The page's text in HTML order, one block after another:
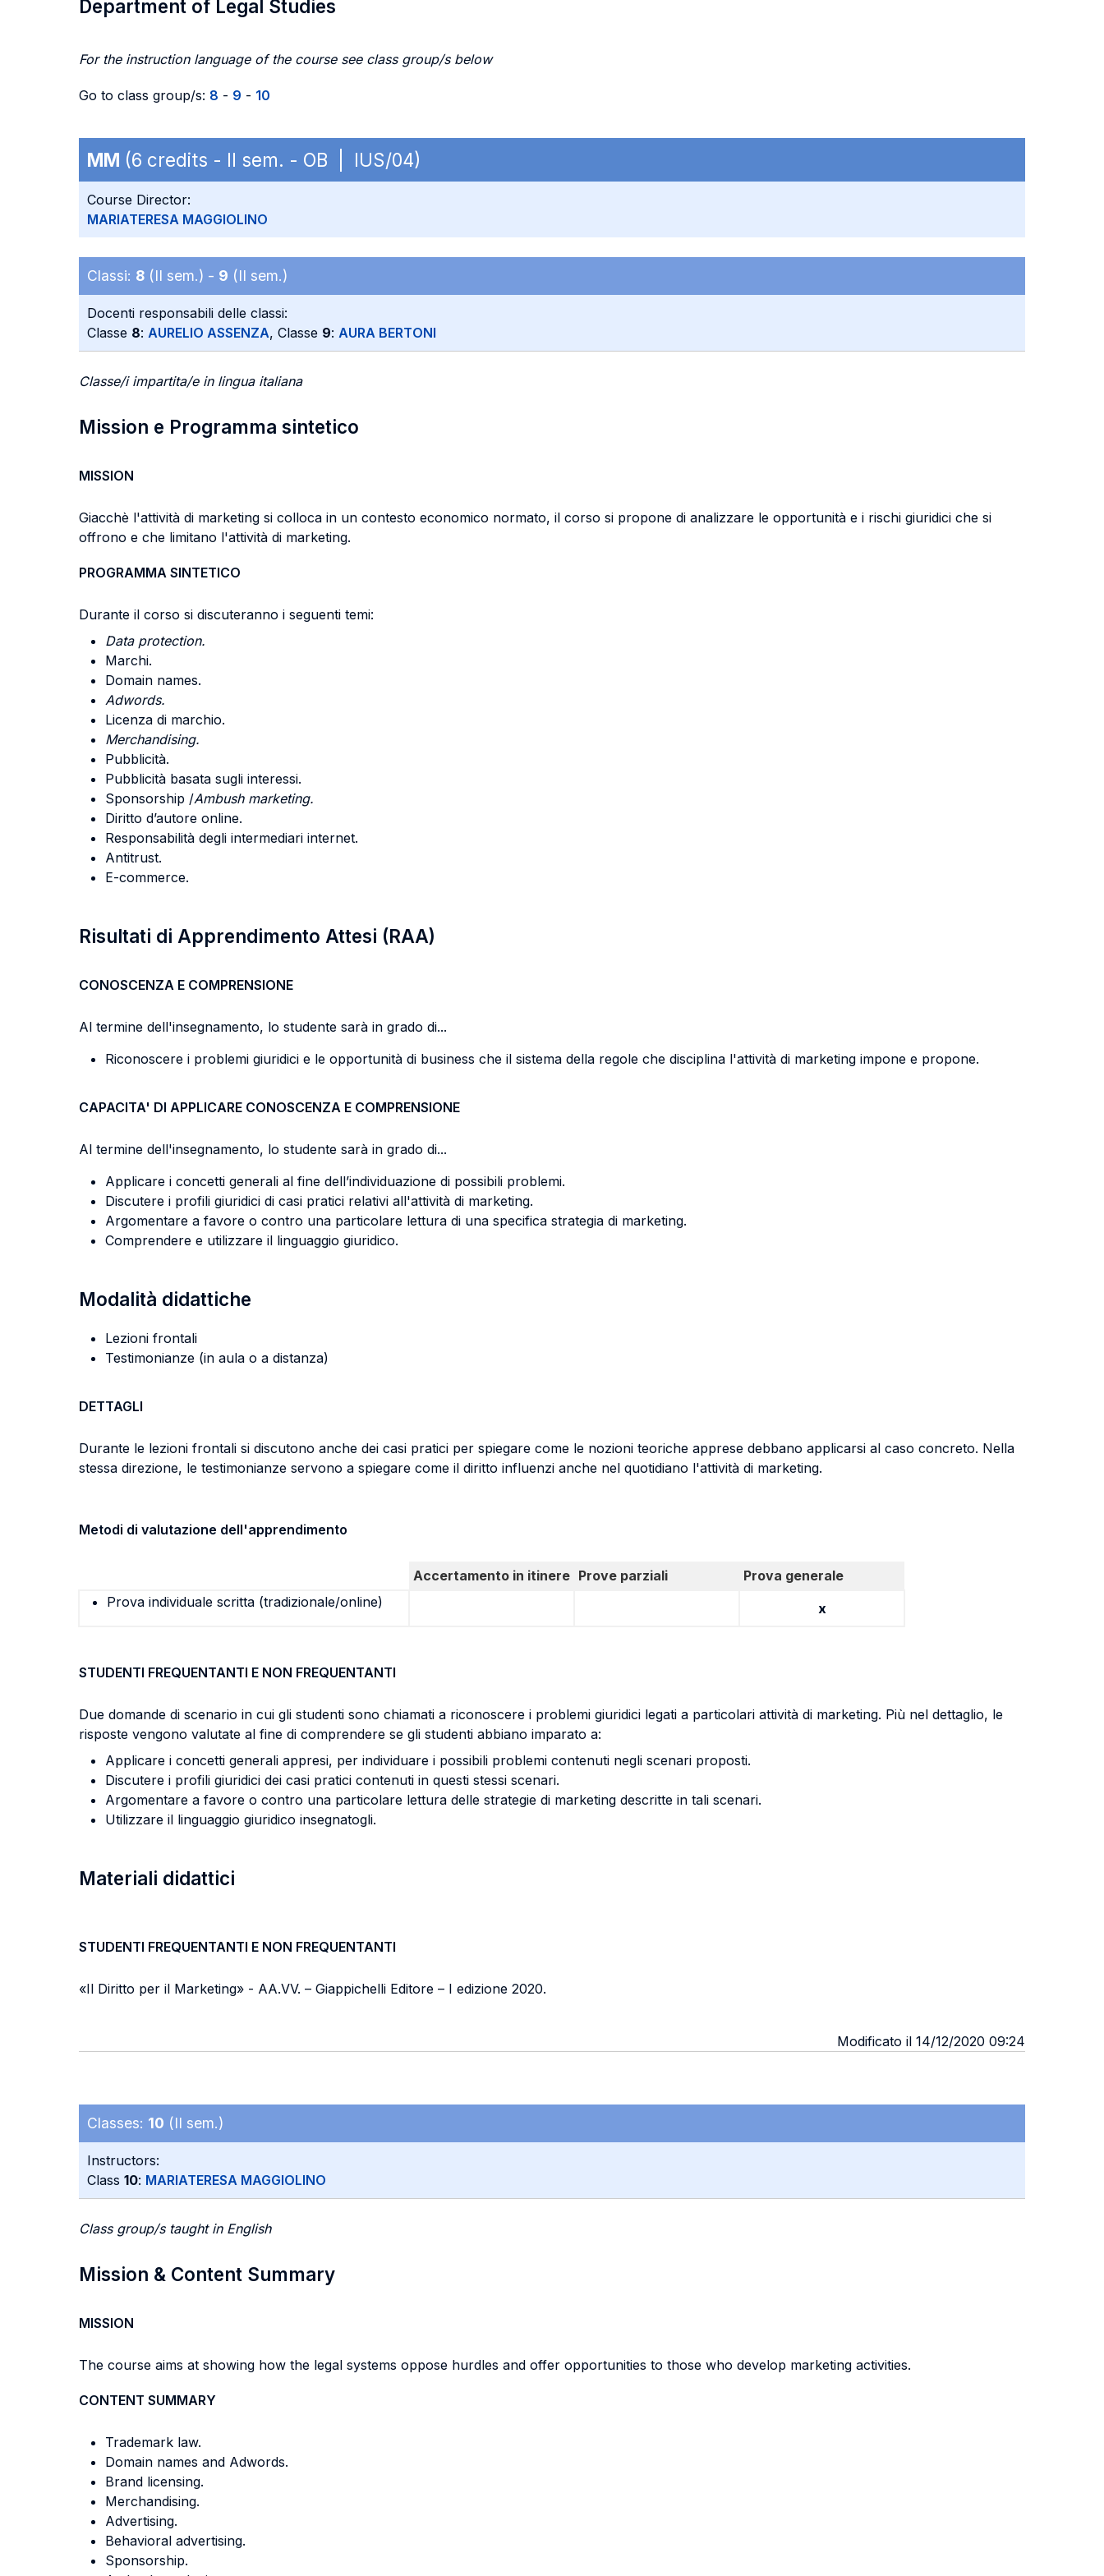
Department of Legal Studies
For the instruction language of the course see class group/s below
Go to class group/s: 8 - 9 - 10
MM (6 credits - II sem. - OB | IUS/04)
Course Director:
MARIATERESA MAGGIOLINO
Classi: 8 (II sem.) - 9 (II sem.)
Docenti responsabili delle classi:
Classe 8: AURELIO ASSENZA, Classe 9: AURA BERTONI
Classe/i impartita/e in lingua italiana
Mission e Programma sintetico
MISSION
Giacchè l'attività di marketing si colloca in un contesto economico normato, il corso si propone di analizzare le opportunità e i rischi giuridici che si
offrono e che limitano l'attività di marketing.
PROGRAMMA SINTETICO
Durante il corso si discuteranno i seguenti temi:
Data protection.
Marchi.
Domain names.
Adwords.
Licenza di marchio.
Merchandising.
Pubblicità.
Pubblicità basata sugli interessi.
Sponsorship /Ambush marketing.
Diritto d’autore online.
Responsabilità degli intermediari internet.
Antitrust.
E-commerce.
Risultati di Apprendimento Attesi (RAA)
CONOSCENZA E COMPRENSIONE
Al termine dell'insegnamento, lo studente sarà in grado di...
Riconoscere i problemi giuridici e le opportunità di business che il sistema della regole che disciplina l'attività di marketing impone e propone.
CAPACITA' DI APPLICARE CONOSCENZA E COMPRENSIONE
Al termine dell'insegnamento, lo studente sarà in grado di...
Applicare i concetti generali al fine dell’individuazione di possibili problemi.
Discutere i profili giuridici di casi pratici relativi all'attività di marketing.
Argomentare a favore o contro una particolare lettura di una specifica strategia di marketing.
Comprendere e utilizzare il linguaggio giuridico.
Modalità didattiche
Lezioni frontali
Testimonianze (in aula o a distanza)
DETTAGLI
Durante le lezioni frontali si discutono anche dei casi pratici per spiegare come le nozioni teoriche apprese debbano applicarsi al caso concreto. Nella
stessa direzione, le testimonianze servono a spiegare come il diritto influenzi anche nel quotidiano l'attività di marketing.
Metodi di valutazione dell'apprendimento
Accertamento in itinere Prove parziali
Prova generale
Prova individuale scritta (tradizionale/online)
x
STUDENTI FREQUENTANTI E NON FREQUENTANTI
Due domande di scenario in cui gli studenti sono chiamati a riconoscere i problemi giuridici legati a particolari attività di marketing. Più nel dettaglio, le
risposte vengono valutate al fine di comprendere se gli studenti abbiano imparato a:
Applicare i concetti generali appresi, per individuare i possibili problemi contenuti negli scenari proposti.
Discutere i profili giuridici dei casi pratici contenuti in questi stessi scenari.
Argomentare a favore o contro una particolare lettura delle strategie di marketing descritte in tali scenari.
Utilizzare il linguaggio giuridico insegnatogli.
Materiali didattici
STUDENTI FREQUENTANTI E NON FREQUENTANTI
«Il Diritto per il Marketing» - AA.VV. – Giappichelli Editore – I edizione 2020.
Modificato il 14/12/2020 09:24
Classes: 10 (II sem.)
Instructors:
Class 10: MARIATERESA MAGGIOLINO
Class group/s taught in English
Mission & Content Summary
MISSION
The course aims at showing how the legal systems oppose hurdles and offer opportunities to those who develop marketing activities.
CONTENT SUMMARY
Trademark law.
Domain names and Adwords.
Brand licensing.
Merchandising.
Advertising.
Behavioral advertising.
Sponsorship.